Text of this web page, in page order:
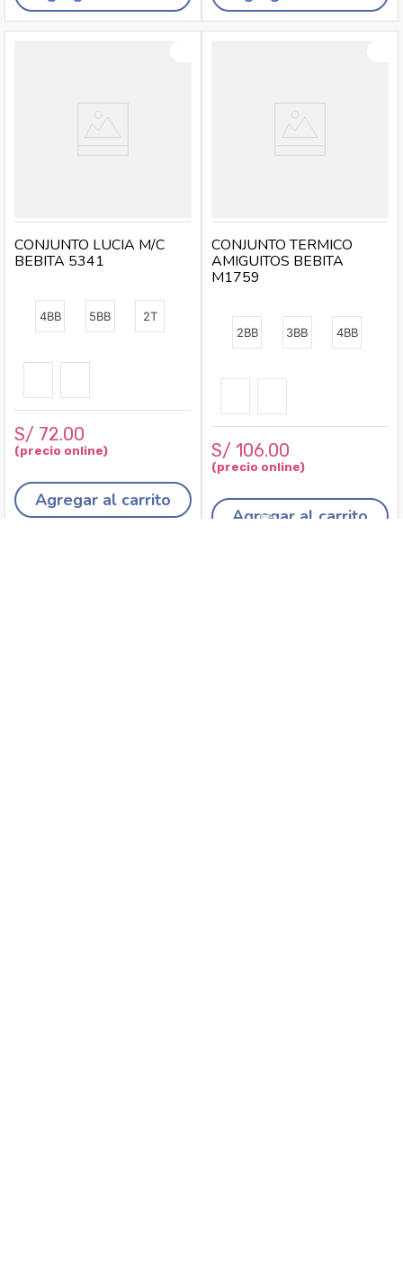
4BB 5BB 2T
CONJUNTO LUCIA M/C
BEBITA 5341
S/ 72.00
Agregar al carrito
2BB 3BB 4BB
CONJUNTO TERMICO
AMIGUITOS BEBITA
M1759
S/ 106.00
Agregar al carrito